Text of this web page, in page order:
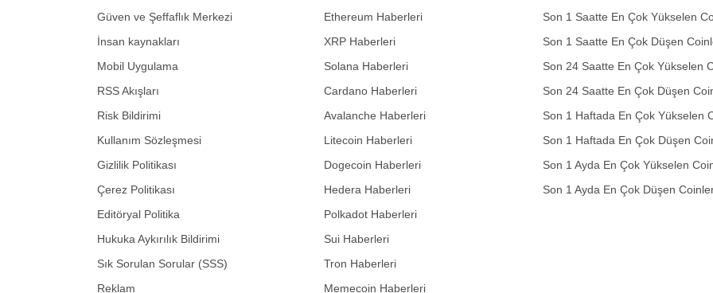
Güven ve Şeffaflık Merkezi
İnsan kaynakları
Mobil Uygulama
RSS Akışları
Risk Bildirimi
Kullanım Sözleşmesi
Gizlilik Politikası
Çerez Politikası
Editöryal Politika
Hukuka Aykırılık Bildirimi
Sık Sorulan Sorular (SSS)
Reklam
Ethereum Haberleri
XRP Haberleri
Solana Haberleri
Cardano Haberleri
Avalanche Haberleri
Litecoin Haberleri
Dogecoin Haberleri
Hedera Haberleri
Polkadot Haberleri
Sui Haberleri
Tron Haberleri
Memecoin Haberleri
Son 1 Saatte En Çok Yükselen
Son 1 Saatte En Çok Düşen
Son 24 Saatte En Çok Yükselen
Son 24 Saatte En Çok Düşen
Son 1 Haftada En Çok Yükselen
Son 1 Haftada En Çok Düşen
Son 1 Ayda En Çok Yükselen
Son 1 Ayda En Çok Düşen